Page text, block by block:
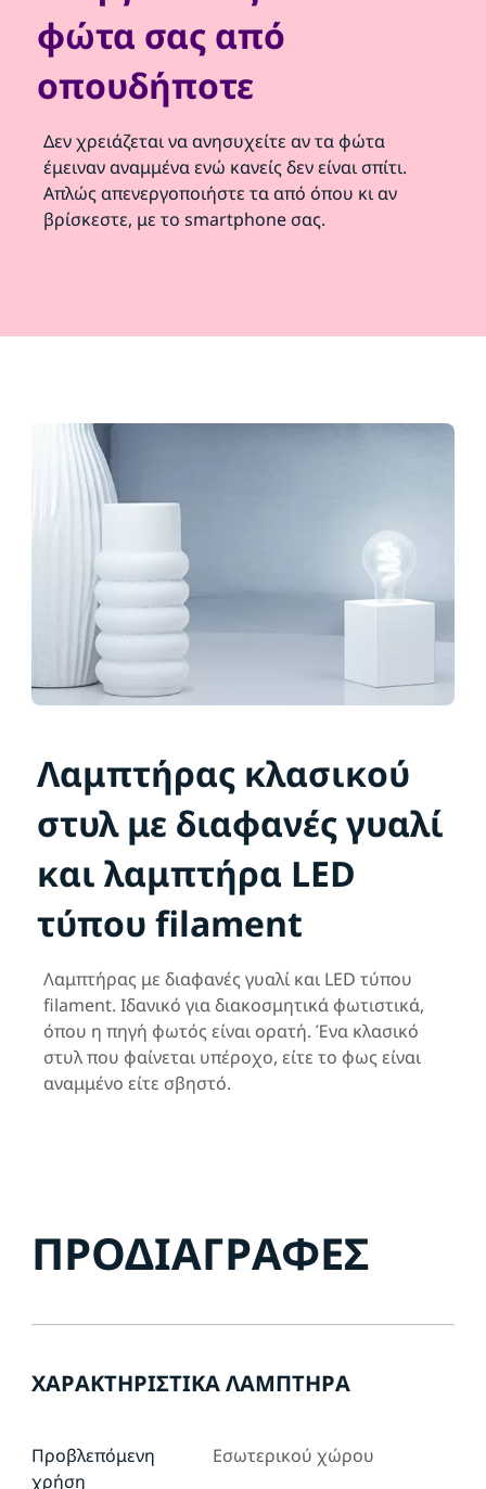
φώτα σας από
οπουδήποτε
Δεν χρειάζεται να ανησυχείτε αν τα φώτα
έμειναν αναμμένα ενώ κανείς δεν είναι σπίτι.
Απλώς απενεργοποιήστε τα από όπου κι αν
βρίσκεστε, με το smartphone σας.
Λαμπτήρας κλασικού
στυλ με διαφανές γυαλί
και λαμπτήρα LED
τύπου filament
Λαμπτήρας με διαφανές γυαλί και LED τύπου
filament. Ιδανικό για διακοσμητικά φωτιστικά,
όπου η πηγή φωτός είναι ορατή. Ένα κλασικό
στυλ που φαίνεται υπέροχο, είτε το φως είναι
αναμμένο είτε σβηστό.
ΠΡΟΔΙΑΓΡΑΦΈΣ
ΧΑΡΑΚΤΗΡΙΣΤΙΚΆ ΛΑΜΠΤΉΡΑ
Προβλεπόμενη
χρήση
Εσωτερικού χώρου